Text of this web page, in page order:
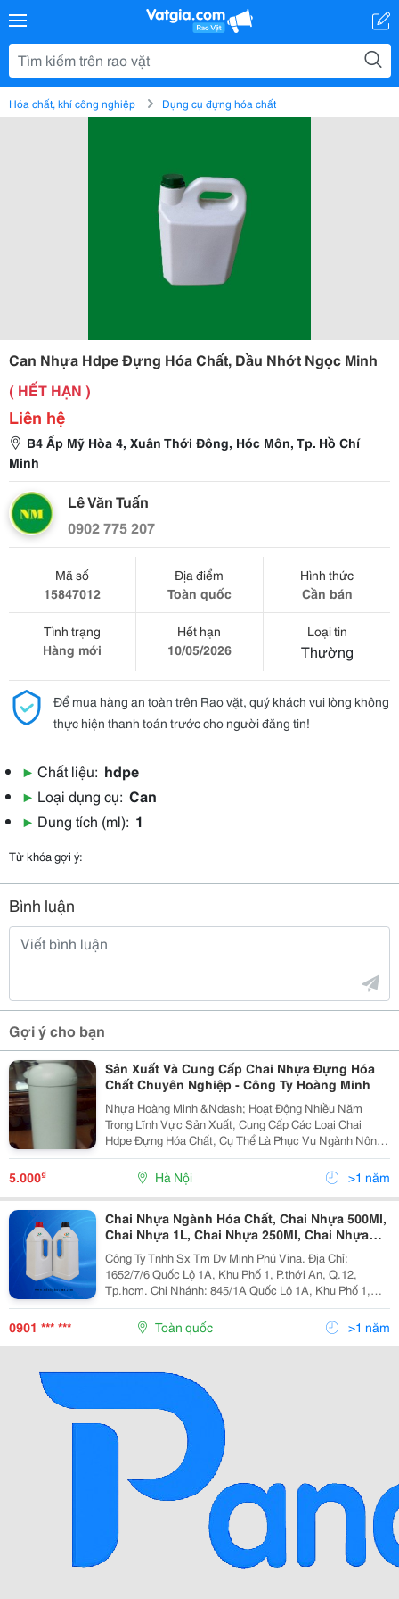
Hóa chất, khí công nghiệp Dụng cụ đựng hóa chất
Can Nhựa Hdpe Đựng Hóa Chất, Dầu Nhớt Ngọc Minh
( HẾT HẠN )
Liên hệ
B4 Ấp Mỹ Hòa 4, Xuân Thới Đông, Hóc Môn, Tp. Hồ Chí
Minh
Lê Văn Tuấn
0902 775 207
Mã số
15847012
Địa điểm
Toàn quốc
Hình thức
Cần bán
Tình trạng
Hàng mới
Hết hạn
10/05/2026
Loại tin
Thường
Để mua hàng an toàn trên Rao vặt, quý khách vui lòng không
thực hiện thanh toán trước cho người đăng tin!
▶ Chất liệu: hdpe
▶ Loại dụng cụ: Can
▶ Dung tích (ml): 1
Từ khóa gợi ý:
Bình luận
Gợi ý cho bạn
Sản Xuất Và Cung Cấp Chai Nhựa Đựng Hóa
Chất Chuyên Nghiệp - Công Ty Hoàng Minh
Nhựa Hoàng Minh &Ndash; Hoạt Động Nhiều Năm
Trong Lĩnh Vực Sản Xuất, Cung Cấp Các Loại Chai
Hdpe Đựng Hóa Chất, Cụ Thể Là Phục Vụ Ngành Nông
Dược, Dược Phẩm, Mỹ Phẩm Các Loại Chai Cung Cấp
Ra Thị Trường Như Chai Đựng Phân Bón, Chai Đựng
Thuốc Bvtv
5.000₫ Hà Nội >1 năm
Chai Nhựa Ngành Hóa Chất, Chai Nhựa 500Ml,
Chai Nhựa 1L, Chai Nhựa 250Ml, Chai Nhựa
Hdpe
Công Ty Tnhh Sx Tm Dv Minh Phú Vina. Địa Chỉ:
1652/7/6 Quốc Lộ 1A, Khu Phố 1, P.thới An, Q.12,
Tp.hcm. Chi Nhánh: 845/1A Quốc Lộ 1A, Khu Phố 1,
P.bình Hưng Hòa A, Q.bình Tân, Tp.hcm. Lời Đầu Tiên
Cho Phép Công Ty Minh Phú Vina Gửi Đến Quý Kh
0901 *** *** Toàn quốc >1 năm